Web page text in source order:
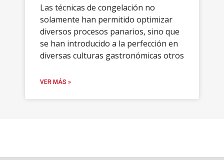
Las técnicas de congelación no
solamente han permitido optimizar
diversos procesos panarios, sino que
se han introducido a la perfección en
diversas culturas gastronómicas otros
VER MÁS »